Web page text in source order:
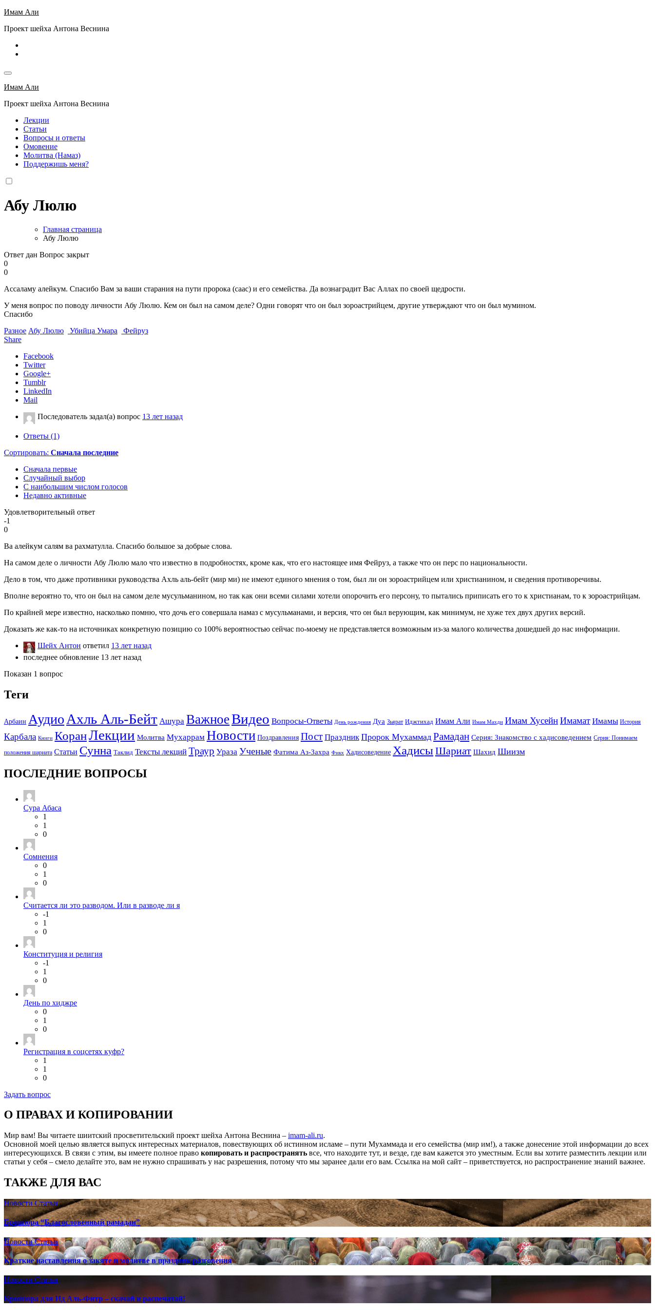
Перейти
содержимому
Имам Али
Проект шейха Антона Веснина
Имам Али
Проект шейха Антона Веснина
Лекции
Статьи
Вопросы и ответы
Омовение
Молитва (Намаз)
Поддержишь меня?
Абу Люлю
Главная страница
Абу Люлю
Ответ дан Вопрос закрыт
0
0
Ассаламу алейкум. Спасибо Вам за ваши старания на пути пророка (саас) и его семейства. Да вознаградит Вас Аллах по своей щедрости.
У меня вопрос по поводу личности Абу Люлю. Кем он был на самом деле? Одни говорят что он был зороастрийцем, другие утверждают что он был мумином.
Спасибо
Разное Абу Люлю Убийца Умара
Фейруз
Share
Facebook
Twitter
Google+
Tumblr
LinkedIn
Mail
Последователь задал(а) вопрос 13 лет назад
Ответы (1)
Сортировать: Сначала последние
Сначала первые
Случайный выбор
С наибольшим числом голосов
Недавно активные
Удовлетворительный ответ
-1
0
Ва алейкум салям ва рахматулла. Спасибо большое за добрые слова.
На самом деле о личности Абу Люлю мало что известно в подробностях, кроме как, что его настоящее имя Фейруз, а также что он перс по национальности.
Дело в том, что даже противники руководства Ахль аль-бейт (мир ми) не имеют единого мнения о том, был ли он зороастрийцем или христианином, и сведения противоречивы.
Вполне вероятно то, что он был на самом деле мусульманином, но так как они всеми силами хотели опорочить его персону, то пытались приписать его то к христианам, то к зороастрийцам.
По крайней мере известно, насколько помню, что дочь его совершала намаз с мусульманами, и версия, что он был верующим, как минимум, не хуже тех двух других версий.
Доказать же как-то на источниках конкретную позицию со 100% вероятностью сейчас по-моему не представляется возможным из-за малого количества дошедшей до нас информации.
Шейх Антон ответил 13 лет назад
последнее обновление 13 лет назад
Показан 1 вопрос
Теги
Арбаин Аудио Ахль Аль-Бейт Ашура ВажноеВидео Вопросы-Ответы День рождения Дуа Зьярат Иджтихад Имам Али Имам Махди Имам ХусейнИмамат Имамы История
Карбала Книги КоранЛекции Молитва Мухаррам Новости Поздравления Пост Праздник Пророк Мухаммад Рамадан Серия: Знакомство с хадисоведением Серия: Понимаем
положения шариата Статьи Сунна Таклид Тексты лекций Траур Ураза Ученые Фатима Аз-Захра Фикх Хадисоведение ХадисыШариат Шахид Шиизм
ПОСЛЕДНИЕ ВОПРОСЫ
Сура Абаса
1
1
0
Сомнения
0
1
0
Считается ли это разводом. Или в разводе ли я
-1
1
0
Конституция и религия
-1
1
0
День по хиджре
0
1
0
Регистрация в соцсетях куфр?
1
1
0
Задать вопрос
О ПРАВАХ И КОПИРОВАНИИ
Мир вам! Вы читаете шиитский просветительский проект шейха Антона Веснина – imam-ali.ru.
Основной моей целью является выпуск интересных материалов, повествующих об истинном исламе – пути Мухаммада и его семейства (мир им!), а также донесение этой информации до всех
интересующихся. В связи с этим, вы имеете полное право копировать и распространять все, что находите тут, и везде, где вам кажется это уместным. Если вы хотите разместить лекции или
статьи у себя – смело делайте это, вам не нужно спрашивать у нас разрешения, потому что мы заранее дали его вам. Ссылка на мой сайт – приветствуется, но распространение знаний важнее.
ТАКЖЕ ДЛЯ ВАС
НовостиСтатьи
Брошюра “Благословенный рамадан”
НовостиСтатьи
Краткие наставления о закяте и молитве в праздник разговения
Новости Статьи
Брошюра для Ид Аль-Фитр – скачай и распечатай!